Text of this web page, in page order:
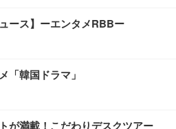
ース】ーエンタメRBBー
「韓国ドラマ」
が満載！こだわりデスクツアー